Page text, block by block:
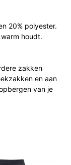
20% polyester.
houdt.
zakken
en aan
van je